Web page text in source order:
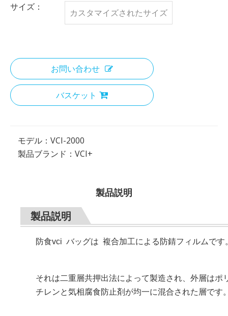
サイズ：
カスタマイズされたサイズ
お問い合わせ
バスケット
モデル： VCI-2000
製品ブランド： VCI+
製品説明
製品説明
防食vci バッグは 複合加工による防錆フィルムです
それは二重層共押出法によって製造され、外層は
チレンと気相腐食防止剤が均一に混合された層です